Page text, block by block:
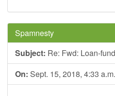
Spamnesty
Subject: Re: Fwd: Loan-
On: Sept. 15, 2018, 4:33 a.m.